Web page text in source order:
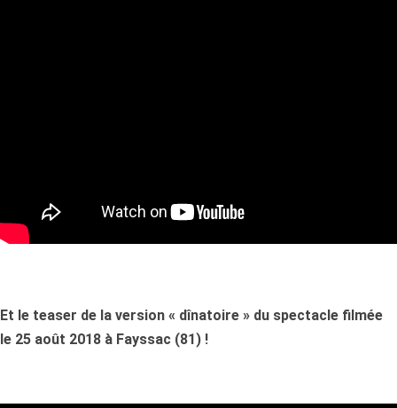
Et le teaser de la version « dînatoire » du spectacle filmée
le 25 août 2018 à Fayssac (81) !